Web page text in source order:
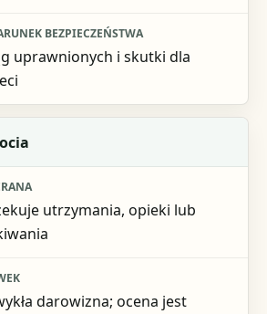
uprawnionych i skutki dla
utrzymania, opieki lub
darowizna; ocena jest